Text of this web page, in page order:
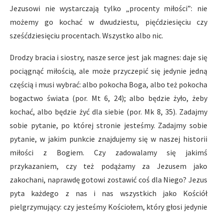
Jezusowi nie wystarczają tylko „procenty miłości”: nie
możemy go kochać w dwudziestu, pięćdziesięciu czy
sześćdziesięciu procentach. Wszystko albo nic.
Drodzy bracia i siostry, nasze serce jest jak magnes: daje się
pociągnąć miłością, ale może przyczepić się jedynie jedną
częścią i musi wybrać: albo pokocha Boga, albo też pokocha
bogactwo świata (por. Mt 6, 24); albo będzie żyło, żeby
kochać, albo będzie żyć dla siebie (por. Mk 8, 35). Zadajmy
sobie pytanie, po której stronie jesteśmy. Zadajmy sobie
pytanie, w jakim punkcie znajdujemy się w naszej historii
miłości z Bogiem. Czy zadowalamy się jakimś
przykazaniem, czy też podążamy za Jezusem jako
zakochani, naprawdę gotowi zostawić coś dla Niego? Jezus
pyta każdego z nas i nas wszystkich jako Kościół
pielgrzymujący: czy jesteśmy Kościołem, który głosi jedynie